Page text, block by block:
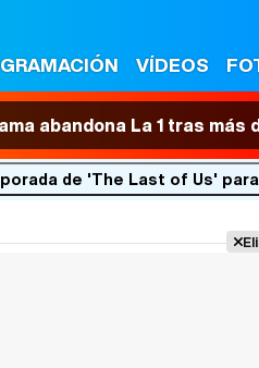
VÍDEOS
abandona La 1 tras más
de 'The Last of Us'